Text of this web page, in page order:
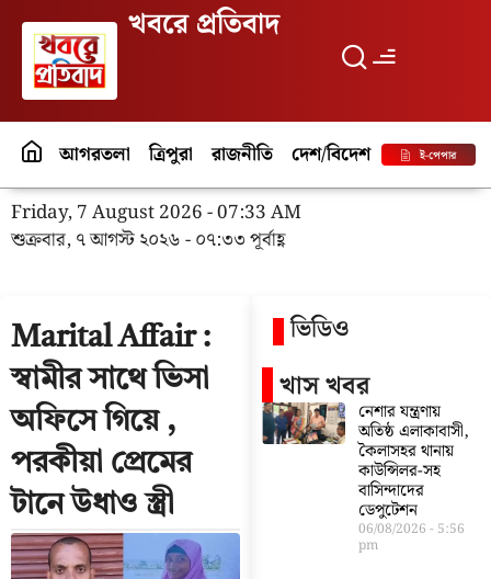
খবরে প্রতিবাদ
আগরতলা ত্রিপুরা রাজনীতি দেশ/বিদেশ পর্যটনই-পেপার
Friday, 7 August 2026 - 07:33 AM
শুক্রবার, ৭ আগস্ট ২০২৬ - ০৭:৩৩ পূর্বাহ্ণ
Marital Affair :
স্বামীর সাথে ভিসা
অফিসে গিয়ে ,
পরকীয়া প্রেমের
টানে উধাও স্ত্রী
ভিডিও
খাস খবর
নেশার যন্ত্রণায়
অতিষ্ঠ এলাকাবাসী,
কৈলাসহর থানায়
কাউন্সিলর-সহ
বাসিন্দাদের
ডেপুটেশন
06/08/2026 5:56
pm